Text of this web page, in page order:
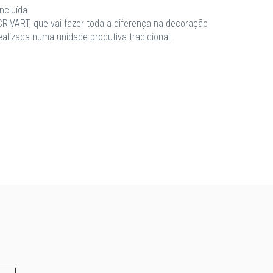
que vai fazer toda a diferença na decoração
numa unidade produtiva tradicional.